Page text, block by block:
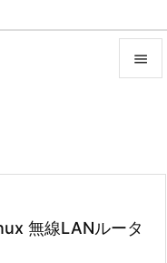


無線LANルータ